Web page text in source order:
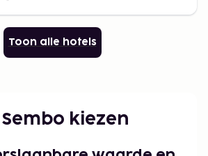
Toon alle hotels
kiezen